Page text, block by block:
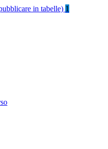
in tabelle) 1